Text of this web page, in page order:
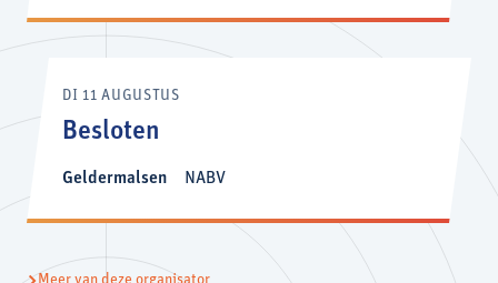
DI 11 AUGUSTUS
Besloten
Geldermalsen NABV